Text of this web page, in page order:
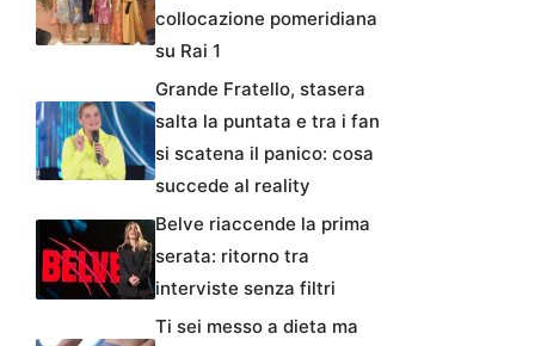
collocazione pomeridiana
su Rai 1
Grande Fratello, stasera
salta la puntata e tra i fan
si scatena il panico: cosa
succede al reality
Belve riaccende la prima
serata: ritorno tra
interviste senza filtri
Ti sei messo a dieta ma